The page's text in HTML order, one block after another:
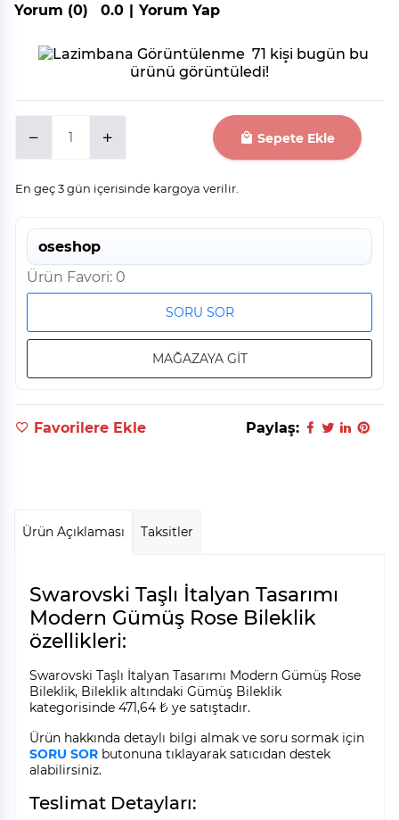
Yorum (0) 0.0 | Yorum Yap
71 kişi bugün bu
ürünü görüntüledi!
Sepete Ekle
En geç 3 gün içerisinde kargoya verilir.
oseshop
Ürün Favori: 0
SORU SOR
MAĞAZAYA GİT
Favorilere Ekle Paylaş:
Ürün Açıklaması Taksitler
Swarovski Taşlı İtalyan Tasarımı
Modern Gümüş Rose Bileklik
özellikleri:
Swarovski Taşlı İtalyan Tasarımı Modern Gümüş Rose
Bileklik, Bileklik altındaki Gümüş Bileklik
kategorisinde 471,64 ₺ ye satıştadır.
Ürün hakkında detaylı bilgi almak ve soru sormak için
SORU SOR butonuna tıklayarak satıcıdan destek
alabilirsiniz.
Teslimat Detayları: